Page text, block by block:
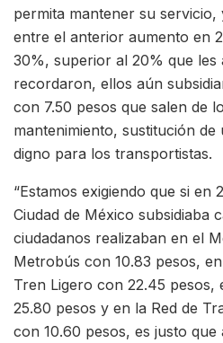
permita mantener su
entre el anterior aumento en
30%, superior al 20% que les
recordaron, ellos aún
con 7.50 pesos que salen de
mantenimiento, sustitución de
digno para los transportistas.
“Estamos exigiendo que si en
Ciudad de México subsidiaba
ciudadanos realizaban en el
Metrobús con 10.83 pesos,
Tren Ligero con 22.45 pesos,
25.80 pesos y en la Red de
con 10.60 pesos, es justo